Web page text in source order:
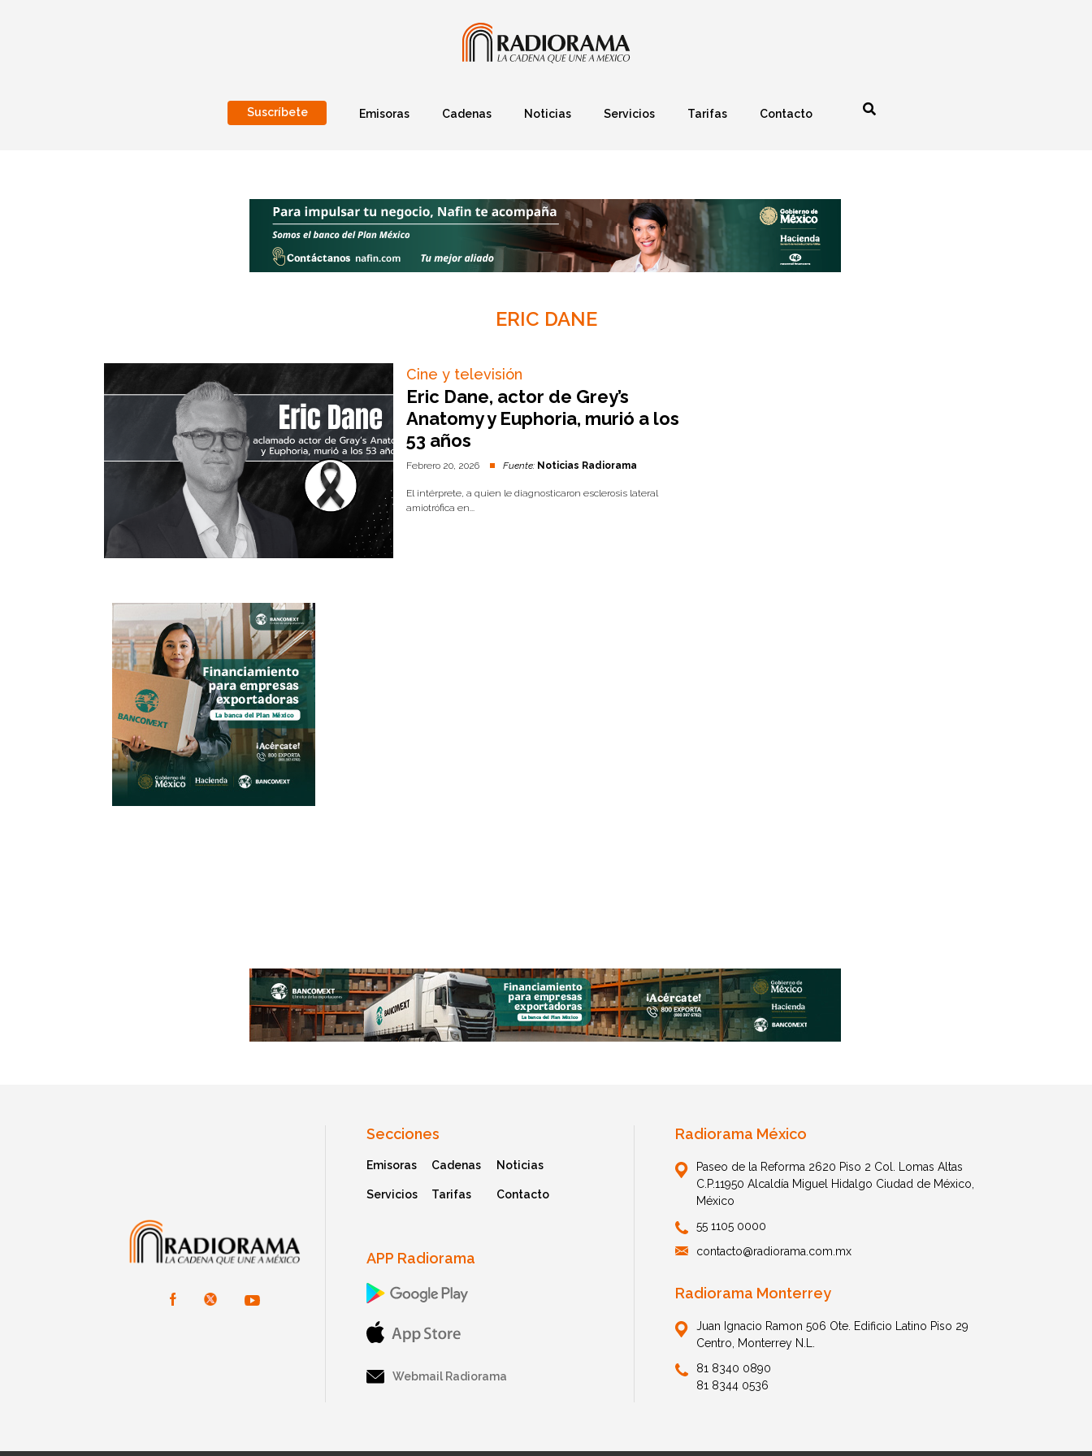
Suscríbete Emisoras Cadenas Noticias Servicios Tarifas Contacto
ERIC DANE
Cine y televisión
Eric Dane, actor de Grey’s
Anatomy y Euphoria, murió a los
53 años
Febrero 20, 2026 Fuente: Noticias Radiorama
El intérprete, a quien le diagnosticaron esclerosis lateral
amiotrófica en...
Secciones
Emisoras Cadenas Noticias
Servicios Tarifas Contacto
APP Radiorama
Webmail Radiorama
Radiorama México
Paseo de la Reforma 2620 Piso 2 Col. Lomas Altas
C.P.11950 Alcaldía Miguel Hidalgo Ciudad de México,
México
55 1105 0000
contacto@radiorama.com.mx
Radiorama Monterrey
Juan Ignacio Ramon 506 Ote. Edificio Latino Piso 29
Centro, Monterrey N.L.
81 8340 0890
81 8344 0536